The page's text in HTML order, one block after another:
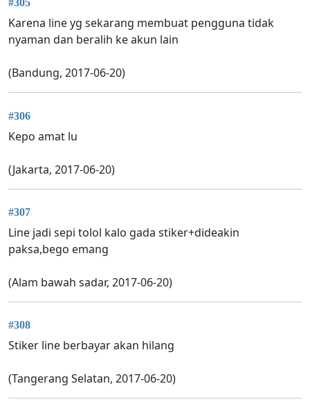
#305
Karena line yg sekarang membuat pengguna tidak
nyaman dan beralih ke akun lain
(Bandung, 2017-06-20)
#306
Kepo amat lu
(Jakarta, 2017-06-20)
#307
Line jadi sepi tolol kalo gada stiker+dideakin
paksa,bego emang
(Alam bawah sadar, 2017-06-20)
#308
Stiker line berbayar akan hilang
(Tangerang Selatan, 2017-06-20)